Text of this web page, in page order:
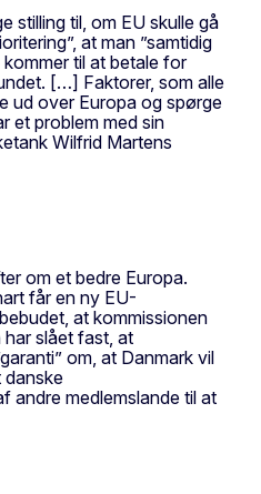
stilling til, om EU skulle gå
at man ”samtidig
til at betale for
[…] Faktorer, som alle
ud over Europa og spørge
et problem med sin
Wilfrid Martens
om et bedre Europa.
får en ny EU-
at kommissionen
slået fast, at
om, at Danmark vil
danske
andre medlemslande til at